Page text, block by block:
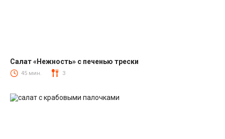
Салаты из печени трески
Салат «Нежность» с печенью трески
45 мин. 3